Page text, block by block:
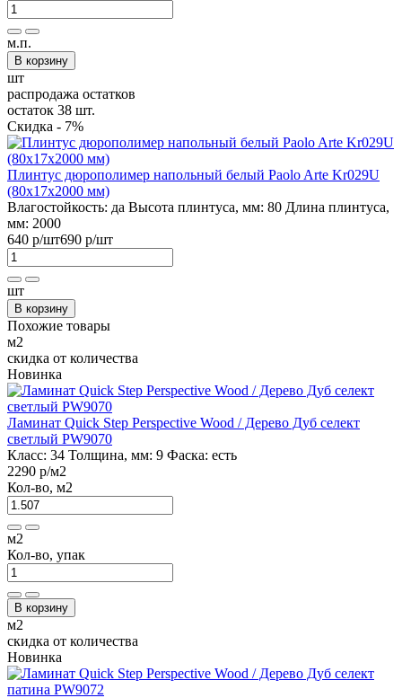
м.п.
В корзину
шт
распродажа остатков
остаток 38 шт.
Скидка - 7%
Плинтус дюрополимер напольный белый Paolo Arte Kr029U
(80x17x2000 мм)
Влагостойкость: да Высота плинтуса, мм: 80 Длина плинтуса,
мм: 2000
640 р/шт690 р/шт
шт
В корзину
Похожие товары
м2
скидка от количества
Новинка
Ламинат Quick Step Perspective Wood / Дерево Дуб селект
светлый PW9070
Класс: 34 Толщина, мм: 9 Фаска: есть
2290 р/м2
Кол-во, м2
м2
Кол-во, упак
В корзину
м2
скидка от количества
Новинка